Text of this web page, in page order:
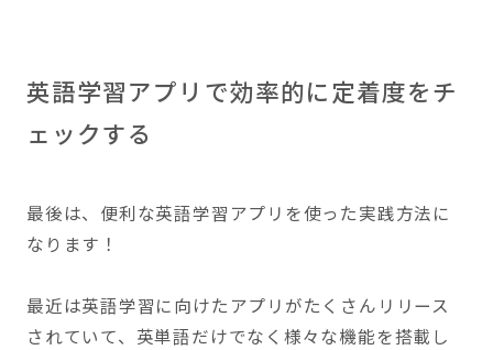
英語学習アプリで効率的に定着度をチ
ェックする
最後は、便利な英語学習アプリを使った実践方法に
なります！
最近は英語学習に向けたアプリがたくさんリリース
されていて、英単語だけでなく様々な機能を搭載し